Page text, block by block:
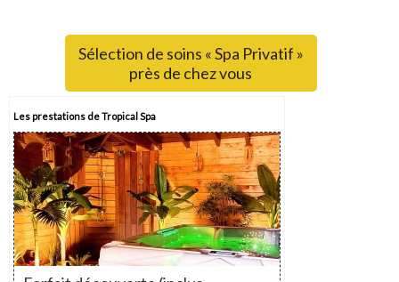
Sélection de soins « Spa Privatif »
près de chez vous
Les prestations de Tropical Spa